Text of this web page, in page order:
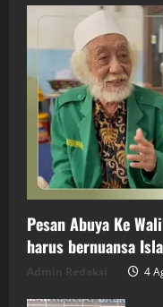
Pesan Abuya Ke
harus bernuansa
4